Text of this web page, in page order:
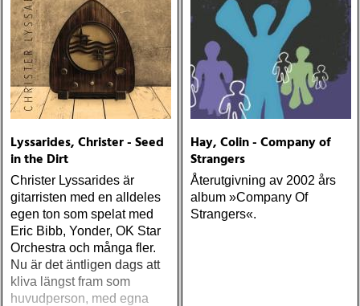
Lyssarides, Christer - Seed
in the Dirt
Christer Lyssarides är
gitarristen med en alldeles
egen ton som spelat med
Eric Bibb, Yonder, OK Star
Orchestra och många fler.
Nu är det äntligen dags att
kliva längst fram som
huvudperson, med egna
Hay, Colin - Company of
Strangers
Återutgivning av 2002 års
album »Company Of
Strangers«.